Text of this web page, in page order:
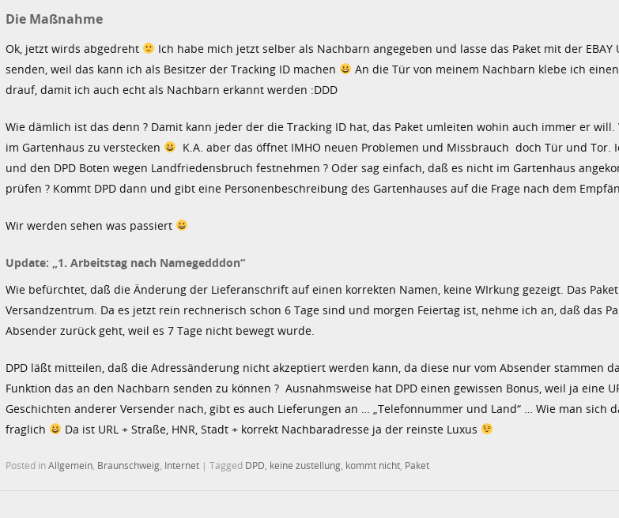
Die Maßnahme
Ok, jetzt wirds abgedreht
Ich habe mich jetzt selber als Nachbarn angegeben und lasse das Paket mit der EBAY
senden, weil das kann ich als Besitzer der Tracking ID machen
An die Tür von meinem Nachbarn klebe ich
drauf, damit ich auch echt als Nachbarn erkannt werden :DDD
Wie dämlich ist das denn ? Damit kann jeder der die Tracking ID hat, das Paket umleiten wohin auch immer er will.
im Gartenhaus zu verstecken
K.A. aber das öffnet IMHO neuen Problemen und Missbrauch doch Tür und Tor.
und den DPD Boten wegen Landfriedensbruch festnehmen ? Oder sag einfach, daß es nicht im Gartenhaus
prüfen ? Kommt DPD dann und gibt eine Personenbeschreibung des Gartenhauses auf die Frage nach dem
Wir werden sehen was passiert
Update: „1. Arbeitstag nach Namegedddon“
Wie befürchtet, daß die Änderung der Lieferanschrift auf einen korrekten Namen, keine WIrkung gezeigt. Das
Versandzentrum. Da es jetzt rein rechnerisch schon 6 Tage sind und morgen Feiertag ist, nehme ich an, daß das
Absender zurück geht, weil es 7 Tage nicht bewegt wurde.
DPD läßt mitteilen, daß die Adressänderung nicht akzeptiert werden kann, da diese nur vom Absender stammen
Funktion das an den Nachbarn senden zu können ? Ausnahmsweise hat DPD einen gewissen Bonus, weil ja eine
Geschichten anderer Versender nach, gibt es auch Lieferungen an … „Telefonnummer und Land“ … Wie man sich
fraglich
Da ist URL + Straße, HNR, Stadt + korrekt Nachbaradresse ja der reinste Luxus
Posted inAllgemein Braunschweig Internet | Tagged DPD keine zustellung kommt nicht Paket